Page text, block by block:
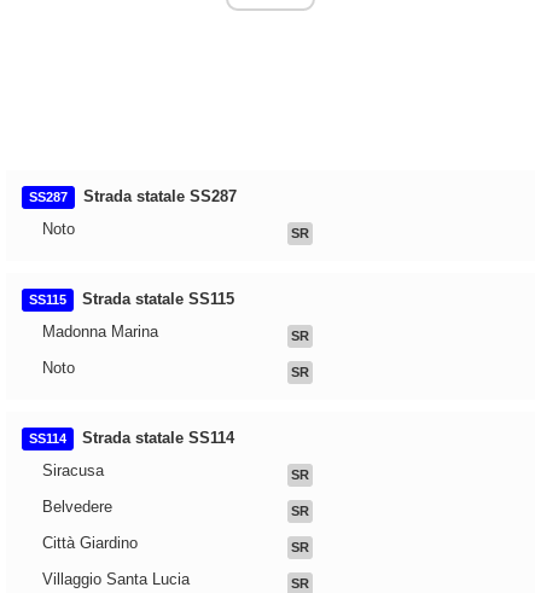
SS287
Strada statale SS287
Noto
SR
SS115
Strada statale SS115
Madonna Marina
SR
Noto SR
SS114
Strada statale SS114
Siracusa
SR
Belvedere SR
Città Giardino SR
Villaggio Santa Lucia SR